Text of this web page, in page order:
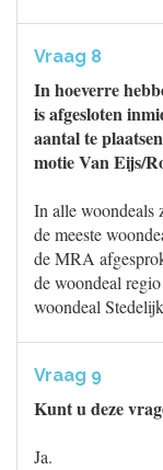
Vraag 8
In hoeverre
is afgesloten
aantal te
motie Van Eijs/
In alle woondeals
de meeste
de MRA
de woondeal
woondeal
Vraag 9
Kunt u deze
Ja.